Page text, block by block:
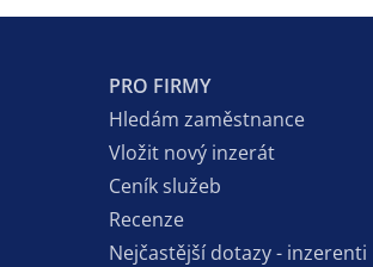
PRO FIRMY
Hledám zaměstnance
Vložit nový inzerát
Ceník služeb
Recenze
Nejčastější dotazy - inzerenti